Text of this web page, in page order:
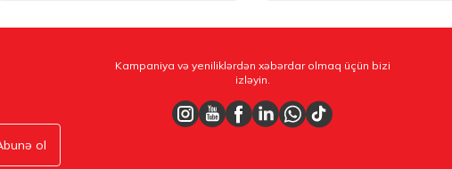
ol
Kampaniya və yeniliklərdən xəbərdar olmaq üçün bizi
izləyin.